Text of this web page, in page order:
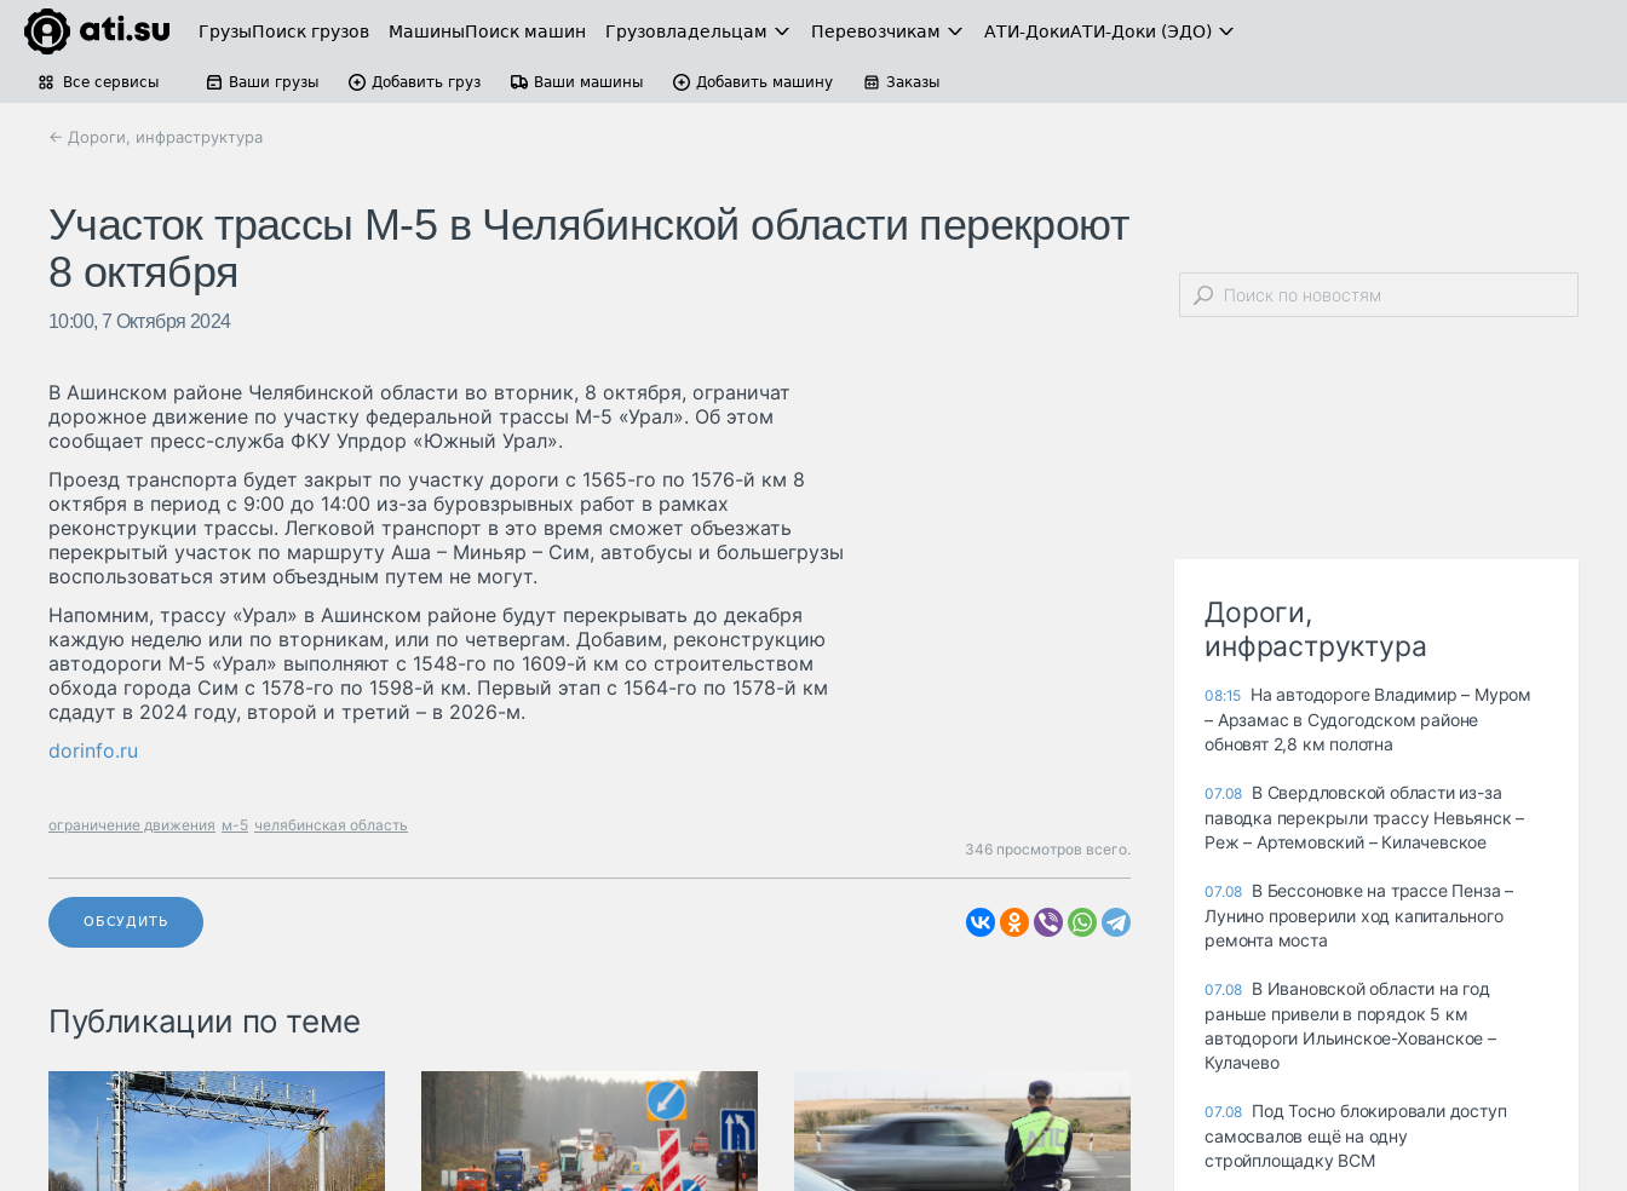
ГрузыПоиск грузов МашиныПоиск машин Грузовладельцам Перевозчикам АТИ-ДокиАТИ-Доки (ЭДО)
Все сервисы Ваши грузы Добавить груз Ваши машины Добавить машину Заказы
← Дороги, инфраструктура
Участок трассы М-5 в Челябинской области перекроют
8 октября
10:00, 7 Октября 2024
В Ашинском районе Челябинской области во вторник, 8 октября, ограничат
дорожное движение по участку федеральной трассы М-5 «Урал». Об этом
сообщает пресс-служба ФКУ Упрдор «Южный Урал».
Проезд транспорта будет закрыт по участку дороги с 1565-го по 1576-й км 8
октября в период с 9:00 до 14:00 из-за буровзрывных работ в рамках
реконструкции трассы. Легковой транспорт в это время сможет объезжать
перекрытый участок по маршруту Аша – Миньяр – Сим, автобусы и большегрузы
воспользоваться этим объездным путем не могут.
Напомним, трассу «Урал» в Ашинском районе будут перекрывать до декабря
каждую неделю или по вторникам, или по четвергам. Добавим, реконструкцию
автодороги М-5 «Урал» выполняют с 1548-го по 1609-й км со строительством
обхода города Сим с 1578-го по 1598-й км. Первый этап с 1564-го по 1578-й км
сдадут в 2024 году, второй и третий – в 2026-м.
dorinfo.ru
ограничение движения м-5 челябинская область
346 просмотров всего.
ОБСУДИТЬ
Публикации по теме
Дороги,
инфраструктура
08:15 На автодороге Владимир – Муром
– Арзамас в Судогодском районе
обновят 2,8 км полотна
07.08 В Свердловской области из-за
паводка перекрыли трассу Невьянск –
Реж – Артемовский – Килачевское
07.08 В Бессоновке на трассе Пенза –
Лунино проверили ход капитального
ремонта моста
07.08 В Ивановской области на год
раньше привели в порядок 5 км
автодороги Ильинское-Хованское –
Кулачево
07.08 Под Тосно блокировали доступ
самосвалов ещё на одну
стройплощадку ВСМ